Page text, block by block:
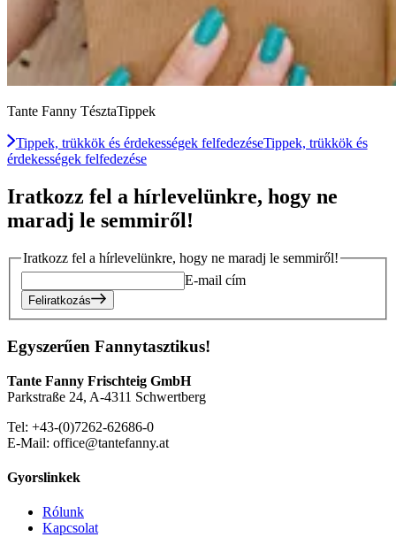
Tante Fanny TésztaTippek
Tippek, trükkök és érdekességek felfedezéseTippek, trükkök és
érdekességek felfedezése
Iratkozz fel a hírlevelünkre, hogy ne
maradj le semmiről!
Iratkozz fel a hírlevelünkre, hogy ne maradj le semmiről!
E-mail cím
Feliratkozás
Egyszerűen Fannytasztikus!
Tante Fanny Frischteig GmbH
Parkstraße 24, A-4311 Schwertberg
Tel: +43-(0)7262-62686-0
E-Mail: office@tantefanny.at
Gyorslinkek
Rólunk
Kapcsolat